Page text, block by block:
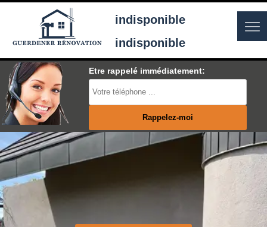
indisponible
indisponible
Etre rappelé immédiatement: